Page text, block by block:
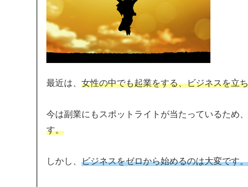
最近は、 女性の中でも起業をする、ビジネスを立
今は副業にもスポットライトが当たっているため、
す。
しかし、 ビジネスをゼロから始めるのは大変です。